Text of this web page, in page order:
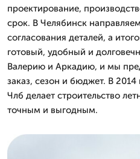
проектирование,
срок. В Челябинск
согласования деталей, а
готовый, удобный и
Валерию и Аркадию, и мы
заказ, сезон и бюджет. В
Члб делает строительство
точным и выгодным.